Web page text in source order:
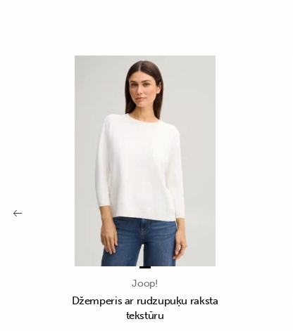
Joop!
Džemperis ar rudzupuķu raksta
tekstūru